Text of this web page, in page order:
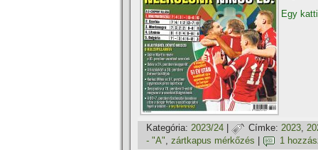
Egy
Kategória: 2023/24 Címke: 2023,
- "A", zártkapus mérkőzés 1